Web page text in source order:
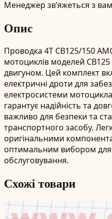
Менеджер зв’яжеться з
Опис
Проводка 4T CB125/150
мотоциклів моделей
двигуном. Цей комплект
електричні дроти для
електросистеми
гарантує надійність та
важливо для безпеки та
транспортного засобу.
оригінальними
оптимальним вибором для
обслуговування.
Схожі товари